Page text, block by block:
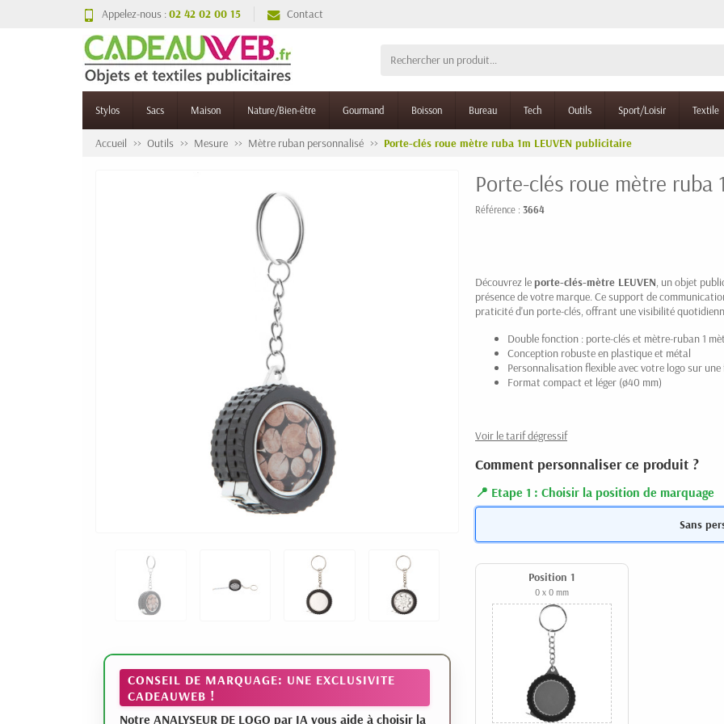
Appelez-nous :02 42 02 00 15 Contact
Stylos Sacs Maison Nature/Bien-être Gourmand Boisson Bureau Tech Outils Sport/Loisir Textile
Accueil Outils Mesure Mètre ruban personnalisé Porte-clés roue mètre ruba 1m LEUVEN publicitaire
CONSEIL DE MARQUAGE: UNE EXCLUSIVITE
CADEAUWEB !
Notre ANALYSEUR DE LOGO par IA vous aide à choisir la
Porte-clés roue mètre ruba
Référence : 3664
Découvrez leporte-clés-mètre LEUVEN, un objet
présence de votre marque. Ce support de
praticité d'un porte-clés, offrant une visibilité
Double fonction : porte-clés et mètre-ruban 1
Conception robuste en plastique et métal
Personnalisation flexible avec votre logo sur une
Format compact et léger (ø40 mm)
Voir le tarif dégressif
Comment personnaliser ce produit ?
Etape 1 : Choisir la position de marquage
Sans
Position 1
0 x 0 mm